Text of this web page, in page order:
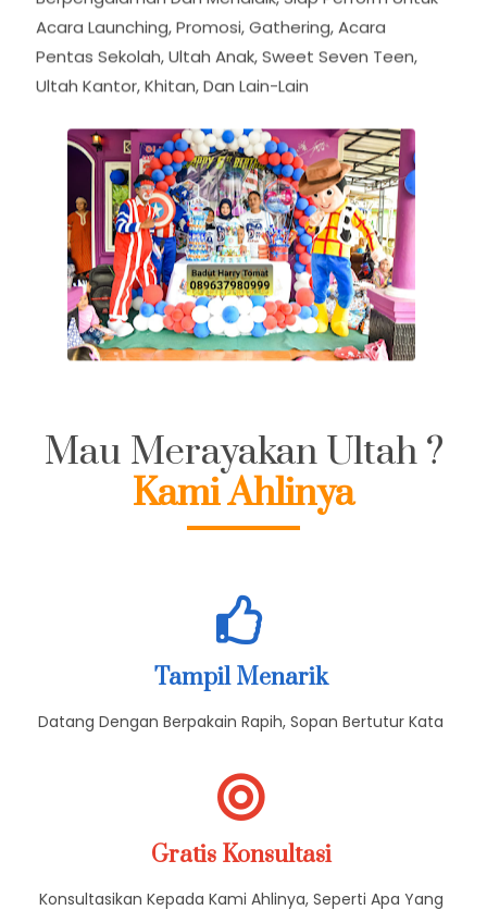
Berpengalaman Dan Mendidik, Siap Perform Untuk
Acara Launching, Promosi, Gathering, Acara
Pentas Sekolah, Ultah Anak, Sweet Seven Teen,
Mau Merayakan Ultah ?
Kami Ahlinya
Tampil Menarik
Datang Dengan Berpakain Rapih, Sopan Bertutur Kata
Gratis Konsultasi
Konsultasikan Kepada Kami Ahlinya, Seperti Apa Yang